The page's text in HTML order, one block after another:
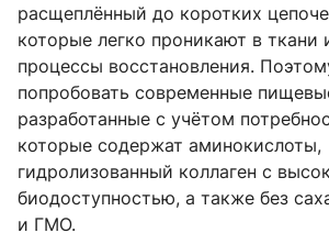
расщеплённый до коротких
которые легко проникают в ткани
процессы восстановления.
попробовать современные
разработанные с учётом
которые содержат аминокислоты,
гидролизованный коллаген с
биодоступностью, а также без
и ГМО.